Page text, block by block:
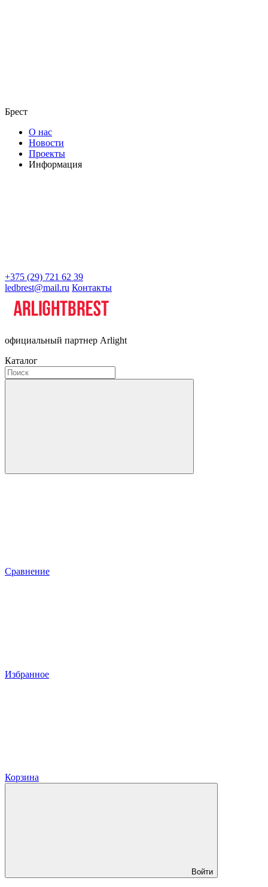
Брест
О нас
Новости
Проекты
Информация
+375 (29) 721 62 39
ledbrest@mail.ru Контакты
официальный партнер Arlight
Каталог
Сравнение
Избранное
Корзина
Войти